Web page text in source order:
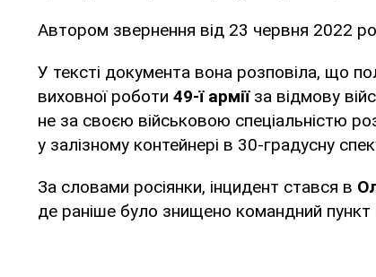
Автором звернення від 23 червня 2022
У тексті документа вона розповіла, що
виховної роботи 49-ї арміїза відмову
не за своєю військовою спеціальністю
у залізному контейнері в 30-градусну
За словами росіянки, інцидент стався в
де раніше було знищено командний пункт